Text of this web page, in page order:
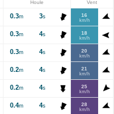
Houle Vent
0.3m 3s 16
km/h
0.3m 4s 18
km/h
0.3m 4s 20
km/h
0.2m 4s 21
km/h
0.2m 4s 25
km/h
0.4m 4s 28
km/h